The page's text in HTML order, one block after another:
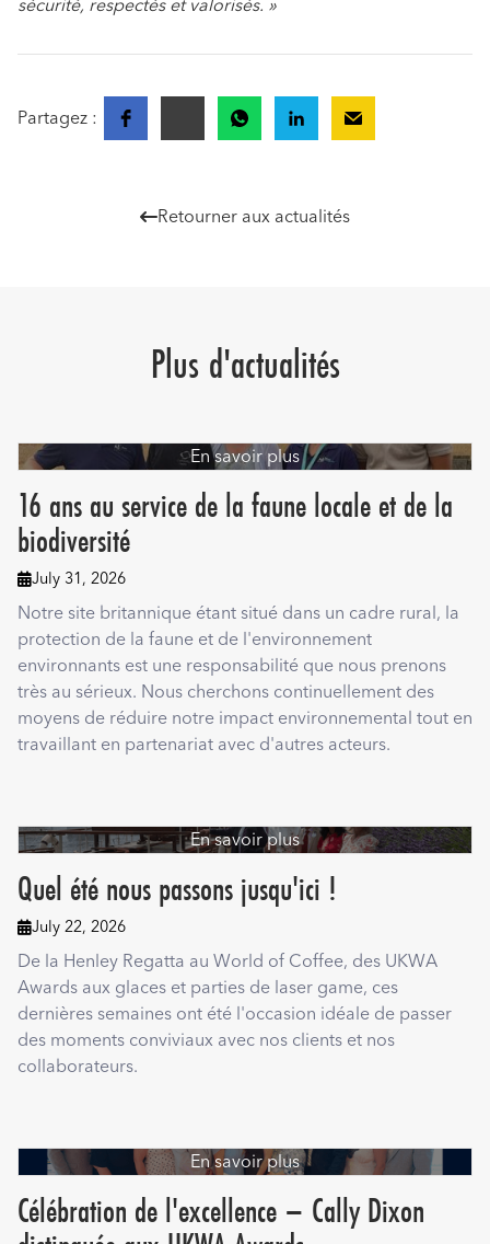
sécurité, respectés et valorisés. »
Partagez :
Retourner aux actualités
Plus d'actualités
En savoir plus
16 ans au service de la faune locale et de la
biodiversité
July 31, 2026
Notre site britannique étant situé dans un cadre rural, la
protection de la faune et de l'environnement
environnants est une responsabilité que nous prenons
très au sérieux. Nous cherchons continuellement des
moyens de réduire notre impact environnemental tout en
travaillant en partenariat avec d'autres acteurs.
En savoir plus
Quel été nous passons jusqu'ici !
July 22, 2026
De la Henley Regatta au World of Coffee, des UKWA
Awards aux glaces et parties de laser game, ces
dernières semaines ont été l'occasion idéale de passer
des moments conviviaux avec nos clients et nos
collaborateurs.
En savoir plus
Célébration de l'excellence – Cally Dixon